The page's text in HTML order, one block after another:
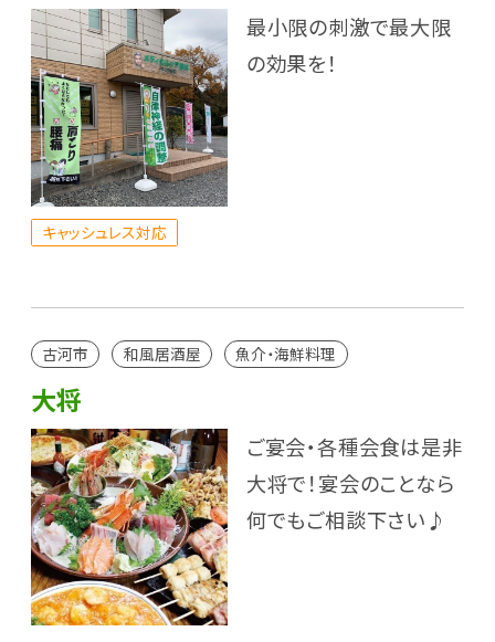
最小限の刺激で最大限
の効果を！
キャッシュレス対応
古河市 和風居酒屋 魚介・海鮮料理
大将
ご宴会・各種会食は是非
大将で！宴会のことなら
何でもご相談下さい♪